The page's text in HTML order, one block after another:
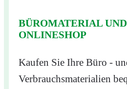
BÜROMATERIAL
ONLINESHOP
Kaufen Sie Ihre Büro -
Verbrauchsmaterialien